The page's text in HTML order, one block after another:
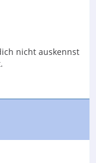
nicht auskennst